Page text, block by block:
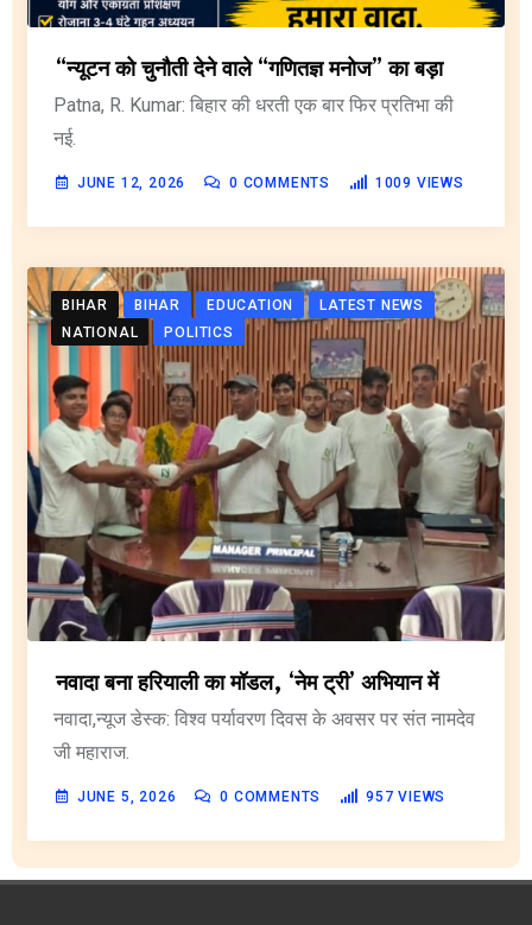
“न्यूटन को चुनौती देने वाले “गणितज्ञ मनोज” का बड़ा
Patna, R. Kumar: बिहार की धरती एक बार फिर प्रतिभा की
नई.
JUNE 12, 2026 0 COMMENTS 1009 VIEWS
BIHAR BIHAR EDUCATION
LATEST NEWS
NATIONAL
POLITICS
नवादा बना हरियाली का मॉडल, ‘नेम ट्री’ अभियान में
नवादा,न्यूज डेस्क: विश्व पर्यावरण दिवस के अवसर पर संत नामदेव
जी महाराज.
JUNE 5, 2026 0 COMMENTS 957 VIEWS